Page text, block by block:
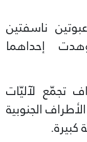
تفجير عبوتين ناسفتين
إحداهما
استهداف‏ تجمّع لآليّات
الجنوبية
كبيرة.